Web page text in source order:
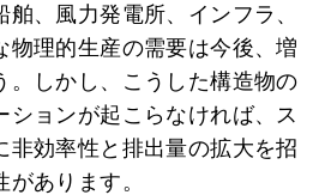
、風力発電所、インフラ、
物理的生産の需要は今後、増
。しかし、こうした構造物の
ションが起こらなければ、ス
非効率性と排出量の拡大を招
あります。